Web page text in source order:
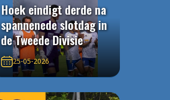
Hoek eindigt derde na
spannenede slotdag in
de Tweede Divisie
25-05-2026